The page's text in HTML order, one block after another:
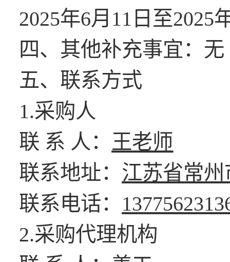
2025年6月11日至2025
四、其他补充事宜：无
五、联系方式
1.采购人
联 系 人： 王老师
联系地址： 江苏省常
联系电话：
2.采购代理机构